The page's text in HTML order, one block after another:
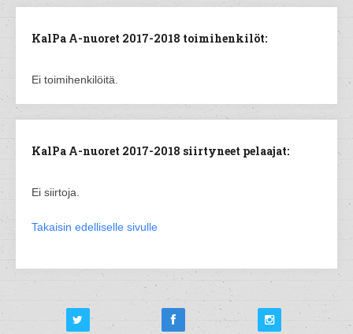
KalPa A-nuoret 2017-2018 toimihenkilöt:
Ei toimihenkilöitä.
KalPa A-nuoret 2017-2018 siirtyneet pelaajat:
Ei siirtoja.
Takaisin edelliselle sivulle